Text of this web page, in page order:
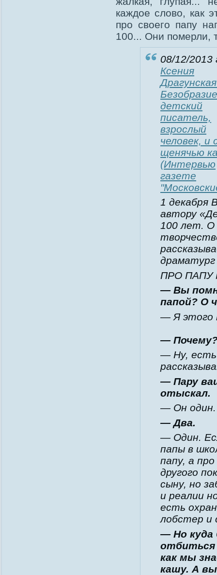
каждое слово, как
про своего папу
100... Они померли,
08/12/2013
Ксения
детский
писатель,
взрослый
человек, и
щенячью
(Интервью
газете
1 декабря
автору
100 лет. О
драматург
ПРО ПАПУ
— Вы
папой? О
— Я этого
—
— Ну,
— Пару
отыскал.
— Он один.
— Два.
— Один.
папы в
папу, а
другого
сыну, но
и реалии
есть
лобстер и
— Но куда
отбиться
как мы
кашу. А